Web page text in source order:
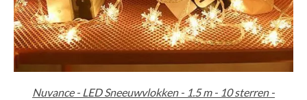
Nuvance - LED Sneeuwvlokken - 1.5 m - 10 sterren -